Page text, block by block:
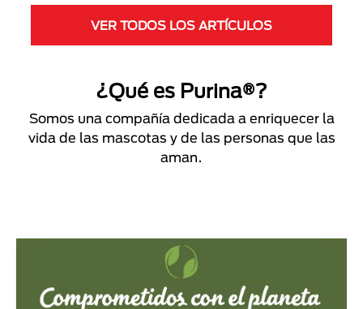
VER TODOS LOS ARTÍCULOS
¿Qué es Purina®?
Somos una compañía dedicada a enriquecer la
vida de las mascotas y de las personas que las
aman.